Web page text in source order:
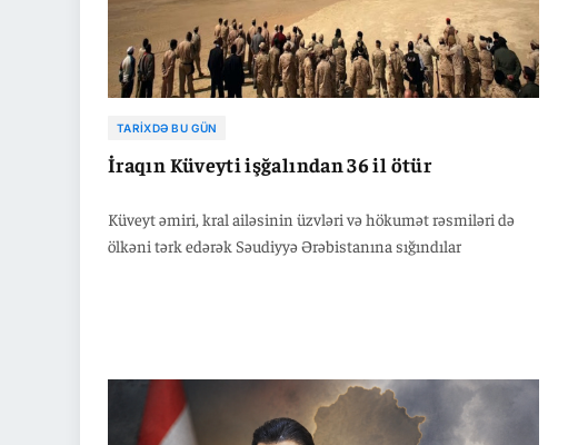
TARIXDƏ BU GÜN
İraqın Küveyti işğalından 36 il ötür
Küveyt əmiri, kral ailəsinin üzvləri və hökumət rəsmiləri də
ölkəni tərk edərək Səudiyyə Ərəbistanına sığındılar